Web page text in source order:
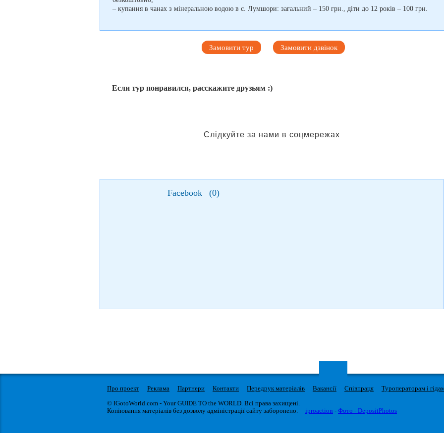
– купання в чанах з мінеральною водою в с. Лумшори: загальний – 150 грн., діти до 12 років – 100 грн.
Замовити тур Замовити дзвінок
Если тур понравился, расскажите друзьям :)
Слідкуйте за нами в соцмережах
Facebook (0)
Про проект Реклама Партнери Контакти Передрук матеріалів Вакансії Співпраця Туроператорам і
© IGotoWorld.com - Your GUIDE TO the WORLD. Всі права захищені.
Копіювання матеріалів без дозволу адміністрації сайту заборонено.
iproaction - Фото - DepositPhotos